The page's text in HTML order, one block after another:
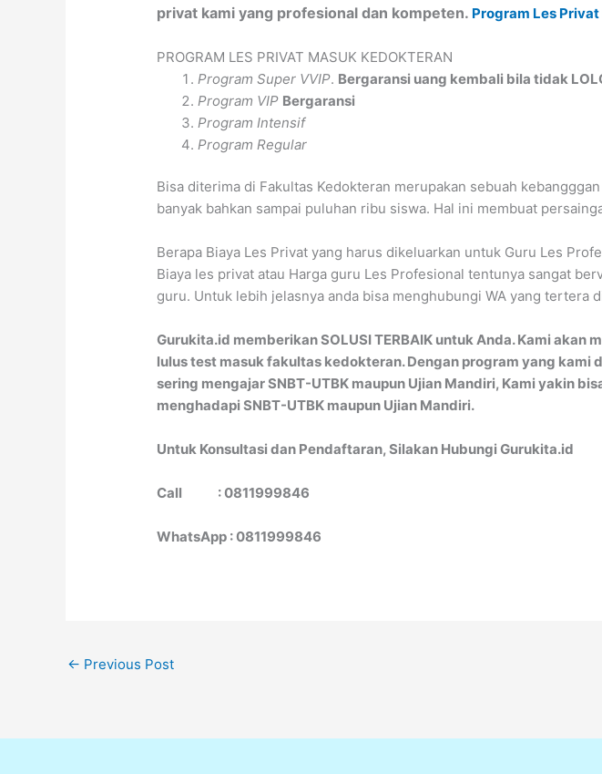
privat kami yang profesional dan kompeten. Program Les
PROGRAM LES PRIVAT MASUK KEDOKTERAN
Program Super VVIP. Bergaransi uang kembali bila tidak
Program VIP Bergaransi
Program Intensif
Program Regular
Bisa diterima di Fakultas Kedokteran merupakan sebuah
banyak bahkan sampai puluhan ribu siswa. Hal ini membuat
Berapa Biaya Les Privat yang harus dikeluarkan untuk Guru Les
Biaya les privat atau Harga guru Les Profesional tentunya sangat
guru. Untuk lebih jelasnya anda bisa menghubungi WA yang tertera
Gurukita.id memberikan SOLUSI TERBAIK untuk Anda. Kami
lulus test masuk fakultas kedokteran. Dengan program yang kami
sering mengajar SNBT-UTBK maupun Ujian Mandiri, Kami yakin
menghadapi SNBT-UTBK maupun Ujian Mandiri.
Untuk Konsultasi dan Pendaftaran, Silakan Hubungi Gurukita.id
Call : 0811999846
WhatsApp : 0811999846
← Previous Post